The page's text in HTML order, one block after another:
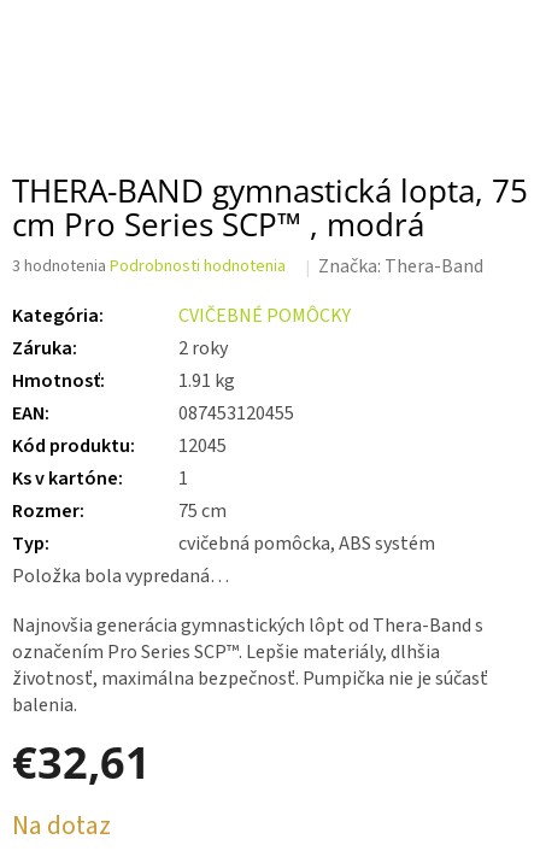
THERA-BAND gymnastická lopta, 75
cm Pro Series SCP™ , modrá
Priemerné
produktu
5,0
z 5
hviezdičiek.
3 hodnotenia Podrobnosti hodnotenia Značka: Thera-Band
Kategória:
CVIČEBNÉ POMÔCKY
Záruka:
2 roky
Hmotnosť:
1.91 kg
EAN:
087453120455
Kód produktu:
12045
Ks v kartóne:
1
Rozmer:
75 cm
Typ:
cvičebná pomôcka, ABS systém
Položka bola vypredaná…
Najnovšia generácia gymnastických lôpt od Thera-Band s
označením Pro Series SCP™. Lepšie materiály, dlhšia
životnosť, maximálna bezpečnosť. Pumpička nie je súčasť
balenia.
€32,61
Jednotková
cena:
Na dotaz